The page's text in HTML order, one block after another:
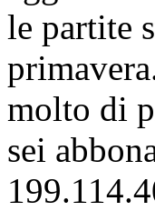
le partite
molto di
sei